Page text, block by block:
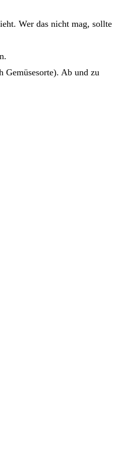
Wer das nicht mag, sollte
Gemüsesorte). Ab und zu